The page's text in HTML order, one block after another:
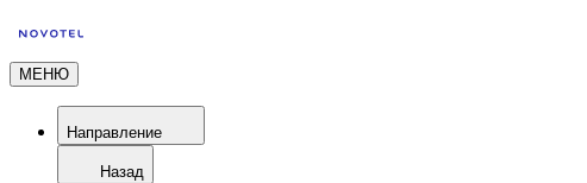
МЕНЮ
Направление
Назад